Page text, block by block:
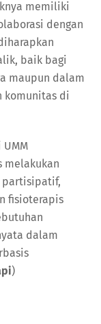
memiliki
dengan
baik bagi
maupun dalam
komunitas di
melakukan
partisipatif,
fisioterapis
dalam
)